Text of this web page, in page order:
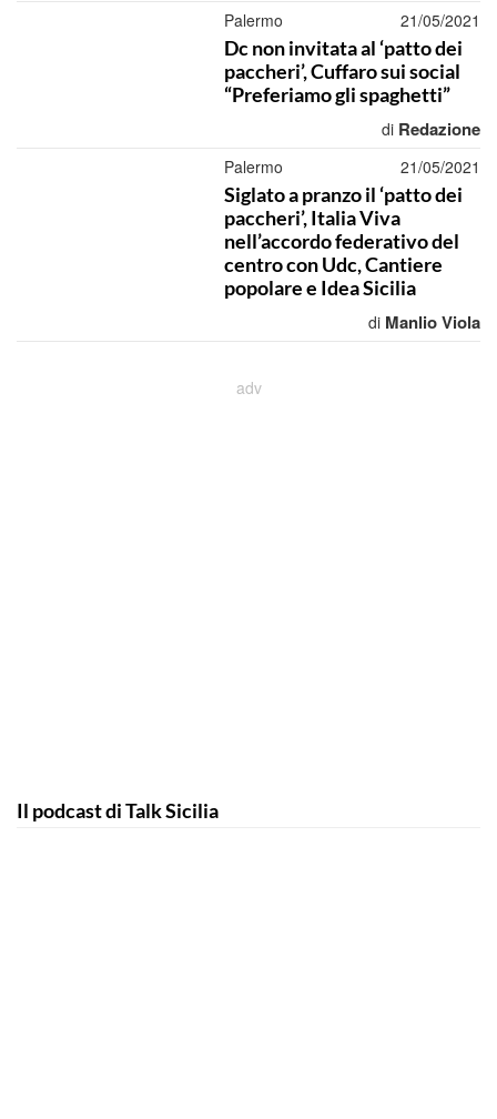
Palermo 21/05/2021
Dc non invitata al ‘patto dei
paccheri’, Cuffaro sui social
“Preferiamo gli spaghetti”
di Redazione
Palermo 21/05/2021
Siglato a pranzo il ‘patto dei
paccheri’, Italia Viva
nell’accordo federativo del
centro con Udc, Cantiere
popolare e Idea Sicilia
di Manlio Viola
Il podcast di Talk Sicilia